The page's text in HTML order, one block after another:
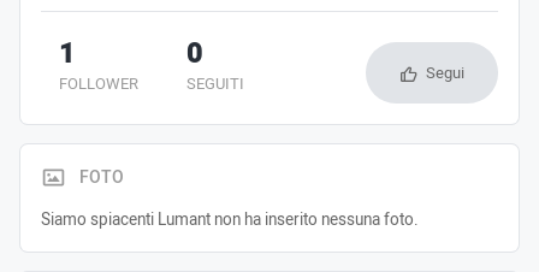
FOLLOWER
1
SEGUITI
0 Segui
FOTO
Siamo spiacenti Lumant non ha inserito nessuna foto.